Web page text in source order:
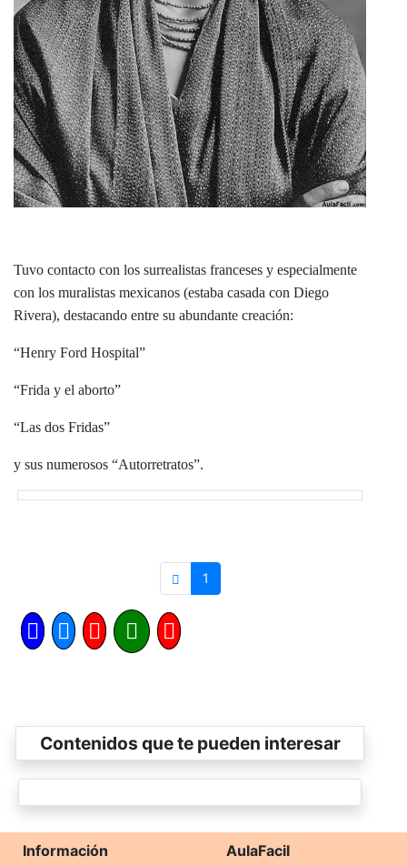
Tuvo contacto con los surrealistas franceses y especialmente
con los muralistas mexicanos (estaba casada con Diego
Rivera), destacando entre su abundante creación:
“Henry Ford Hospital”
“Frida y el aborto”
“Las dos Fridas”
y sus numerosos “Autorretratos”.
1
Contenidos que te pueden interesar
Información
AulaFacil